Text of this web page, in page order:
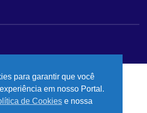
para garantir que você
em nosso Portal.
de Cookies e nossa